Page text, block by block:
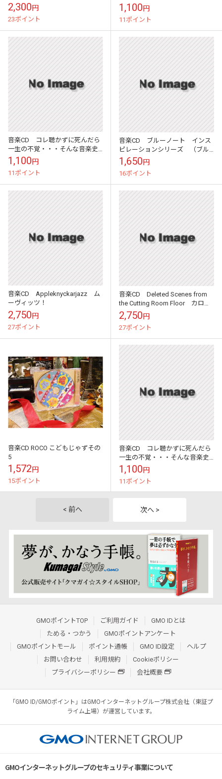
2,300円
23ポイント
に残る名アーティストCDシリー
ズ （ビリー・ホリデイ）
1,100円
11ポイント
音楽CD コレ聴かずに死んだら
一生の不覚・・・そんな音楽史
に残る名アーティストCDシリー
ズ （ビル・エヴァンス/ワル
ツ・フォー・デ...
1,100円
11ポイント
音楽CD ブルーノート インス
ピレーションシリーズ （ブル
ーノートシングス）
1,650円
16ポイント
音楽CD Appleknyckarjazz ム
ーヴィッツ！
2,750円
27ポイント
音楽CD Deleted Scenes from
the Cutting Room Floor カロ・
エメラルド
2,750円
27ポイント
音楽CD ROCO こどもじゃずその
5
1,572円
15ポイント
音楽CD コレ聴かずに死んだら
一生の不覚・・・そんな音楽史
に残る名アーティストCDシリー
ズ （ナット・キング・コー
ル）
1,100円
11ポイント
< 前へ 次へ >
GMOポイントTOP ご利用ガイド
GMO IDとは
ためる・つかう
GMOポイントアンケート
GMOポイントモール
ポイント通帳 GMO ID設定
ヘルプ
お問い合わせ
利用規約
Cookieポリシー
プライバシーポリシー
会社概要
「GMO ID/GMOポイント」はGMOインターネットグループ株式会社（東証プ
ライム上場）が運営しています。
GMOインターネットグループのセキュリティ事業について